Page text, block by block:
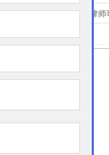
当前位置： 北京创为律师